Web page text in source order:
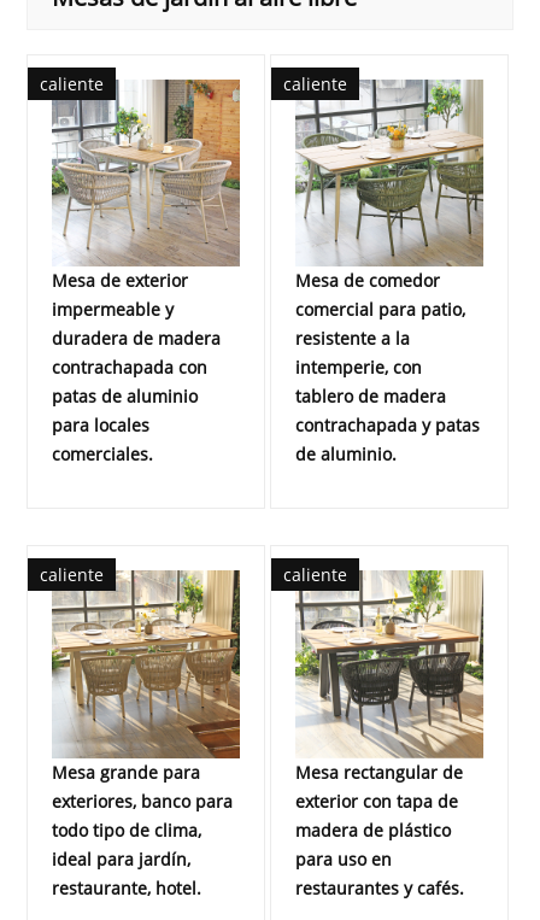
caliente
Mesa de exterior
impermeable y
duradera de madera
contrachapada con
patas de aluminio
para locales
comerciales.
caliente
Mesa de comedor
comercial para patio,
resistente a la
intemperie, con
tablero de madera
contrachapada y patas
de aluminio.
caliente
Mesa grande para
exteriores, banco para
todo tipo de clima,
ideal para jardín,
restaurante, hotel.
caliente
Mesa rectangular de
exterior con tapa de
madera de plástico
para uso en
restaurantes y cafés.